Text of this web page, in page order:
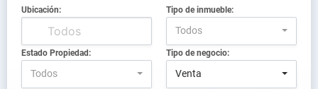
Ubicación: Tipo de inmueble:
Todos
Estado Propiedad:
Todos
Tipo de negocio:
Venta